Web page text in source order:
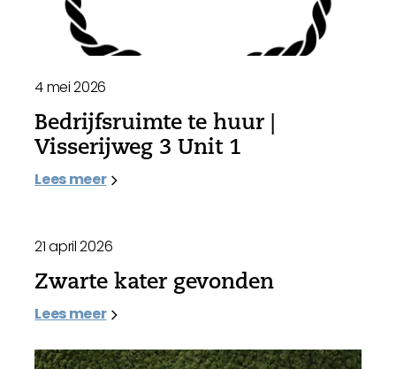
4 mei 2026
Bedrijfsruimte te huur |
Visserijweg 3 Unit 1
Lees meer
21 april 2026
Zwarte kater gevonden
Lees meer